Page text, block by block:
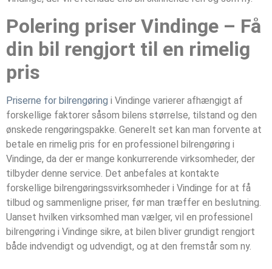
Polering priser Vindinge – Få
din bil rengjort til en rimelig
pris
Priserne for bilrengøring i Vindinge varierer afhængigt af
forskellige faktorer såsom bilens størrelse, tilstand og den
ønskede rengøringspakke. Generelt set kan man forvente at
betale en rimelig pris for en professionel bilrengøring i
Vindinge, da der er mange konkurrerende virksomheder, der
tilbyder denne service. Det anbefales at kontakte
forskellige bilrengøringssvirksomheder i Vindinge for at få
tilbud og sammenligne priser, før man træffer en beslutning.
Uanset hvilken virksomhed man vælger, vil en professionel
bilrengøring i Vindinge sikre, at bilen bliver grundigt rengjort
både indvendigt og udvendigt, og at den fremstår som ny.